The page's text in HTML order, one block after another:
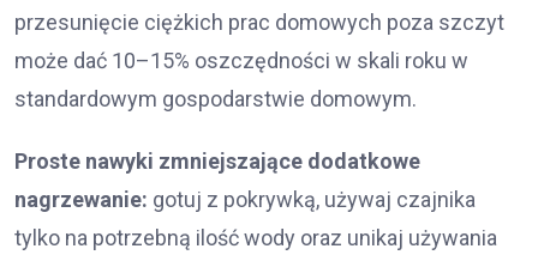
przesunięcie ciężkich prac domowych poza szczyt
może dać 10–15% oszczędności w skali roku w
standardowym gospodarstwie domowym.
Proste nawyki zmniejszające dodatkowe
nagrzewanie: gotuj z pokrywką, używaj czajnika
tylko na potrzebną ilość wody oraz unikaj używania